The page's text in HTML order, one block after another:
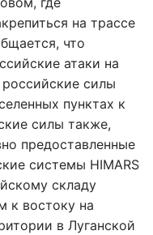
на трассе
что
атаки на
силы
пунктах к
силы также,
предоставленные
системы HIMARS
складу
к востоку на
в Луганской